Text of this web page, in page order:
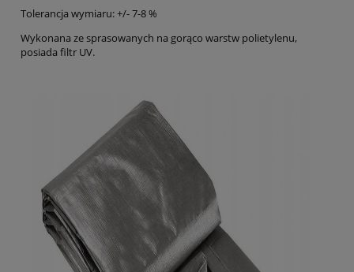
Tolerancja wymiaru: +/- 7-8 %
Wykonana ze sprasowanych na gorąco warstw polietylenu,
posiada filtr UV.